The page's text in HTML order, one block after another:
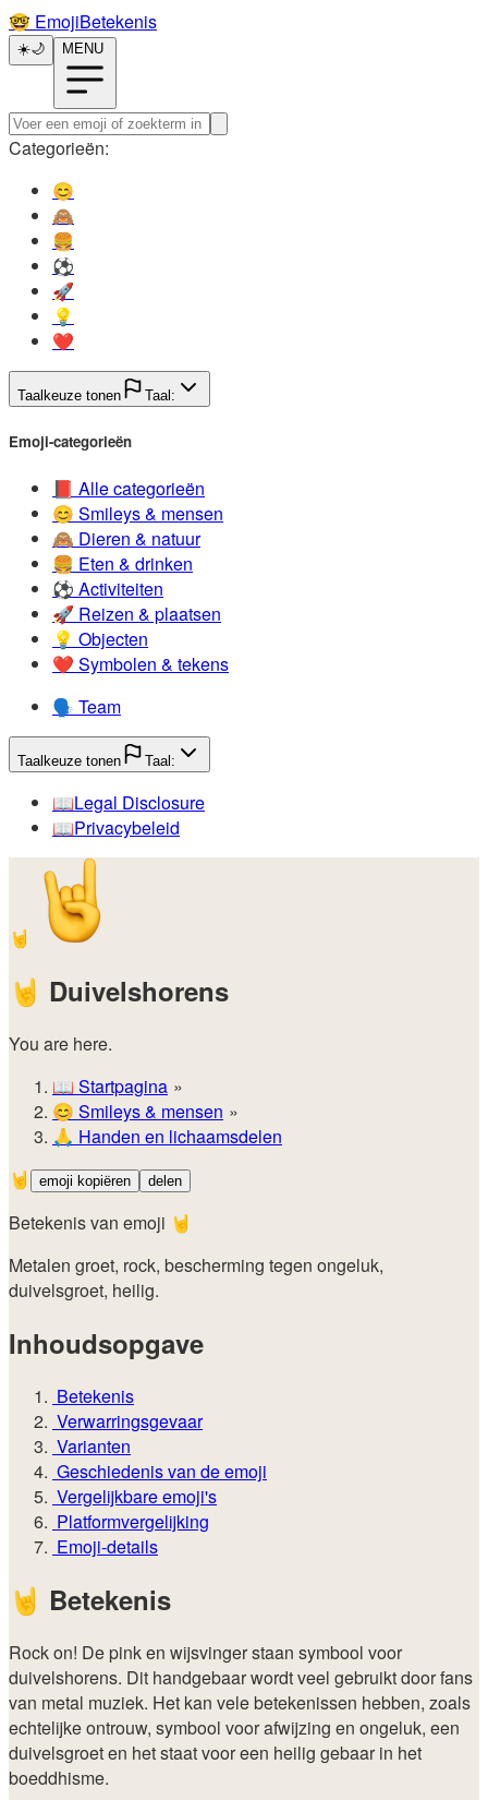
🤓️ EmojiBetekenis
☀️🌙 MENU
Categorieën:
😊️
🙈️
🍔️
⚽️
🚀️
💡️
❤️
Taalkeuze tonen Taal:
Emoji-categorieën
📕️ Alle categorieën
😊️ Smileys & mensen
🙈️ Dieren & natuur
🍔️ Eten & drinken
⚽️ Activiteiten
🚀️ Reizen & plaatsen
💡️ Objecten
❤️ Symbolen & tekens
🗣️ Team
Taalkeuze tonen Taal:
📖️Legal Disclosure
📖️Privacybeleid
🤘
🤘 Duivelshorens
You are here.
📖 Startpagina
😊️ Smileys & mensen
🙏 Handen en lichaamsdelen
🤘
emoji kopiëren delen
Betekenis van emoji 🤘
Metalen groet, rock, bescherming tegen ongeluk,
duivelsgroet, heilig.
Inhoudsopgave
Betekenis
Verwarringsgevaar
Varianten
Geschiedenis van de emoji
Vergelijkbare emoji's
Platformvergelijking
Emoji-details
🤘 Betekenis
Rock on! De pink en wijsvinger staan symbool voor
duivelshorens. Dit handgebaar wordt veel gebruikt door fans
van metal muziek. Het kan vele betekenissen hebben, zoals
echtelijke ontrouw, symbool voor afwijzing en ongeluk, een
duivelsgroet en het staat voor een heilig gebaar in het
boeddhisme.